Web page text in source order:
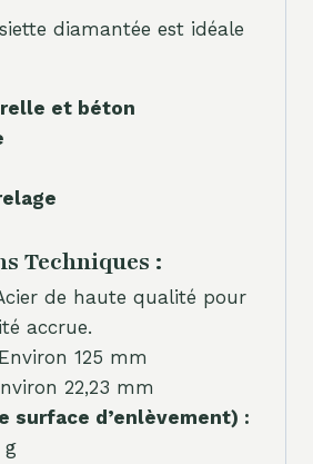
diamantée est idéale
et béton
Techniques :
de haute qualité pour
accrue.
Environ 125 mm
22,23 mm
surface d’enlèvement) :
g